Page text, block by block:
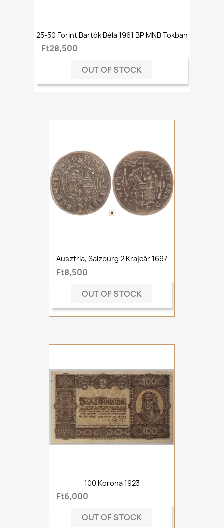
25-50 Forint Bartók Béla 1961 BP MNB Tokban
Ft28,500
OUT OF STOCK
Ausztria, Salzburg 2 Krajcár 1697
Ft8,500
OUT OF STOCK
100 Korona 1923
Ft6,000
OUT OF STOCK